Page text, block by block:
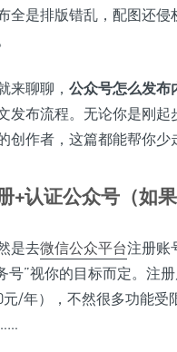
全是排版错乱，配图还
来聊聊， 公众号怎么发布
发布流程。无论你是刚起
创作者，这篇都能帮你少
+认证公众号（如果
是去微信公众平台注册账
号”视你的目标而定。注
元/年），不然很多功能受